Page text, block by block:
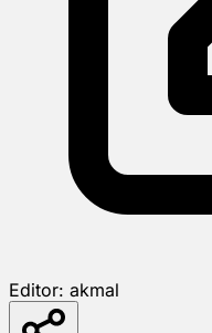
Editor: akmal